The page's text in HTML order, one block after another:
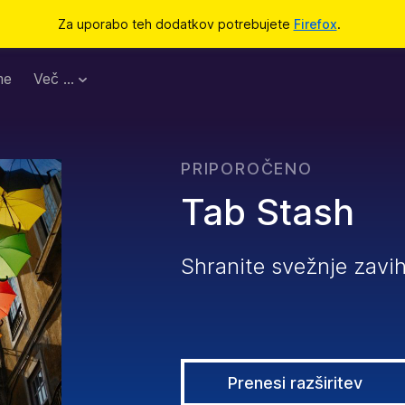
Za uporabo teh dodatkov potrebujete Firefox.
Več …
PRIPOROČENO
Tab Stash
Shranite svežnje
Prenesi razširitev